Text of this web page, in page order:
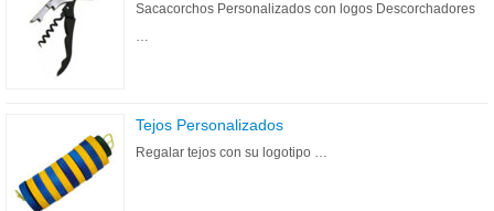
Sacacorchos Personalizados con logos Descorchadores
…
Tejos Personalizados
Regalar tejos con su logotipo …